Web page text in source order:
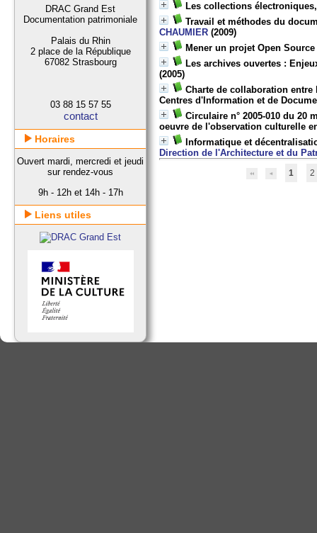
Les collections
Travail et méthodes du
CHAUMIER (2009)
Mener un projet Open
Les archives ouvertes :
(2005)
Charte de collaboration
Centres d'Information et de
Circulaire n° 2005-010 du 20
oeuvre de l'observation culturelle
Informatique et
Direction de l'Architecture et du
1 2
DRAC Grand Est
Documentation patrimoniale
Palais du Rhin
2 place de la République
67082 Strasbourg
03 88 15 57 55
contact
Horaires
Ouvert mardi, mercredi et jeudi
sur rendez-vous
9h - 12h et 14h - 17h
Liens utiles